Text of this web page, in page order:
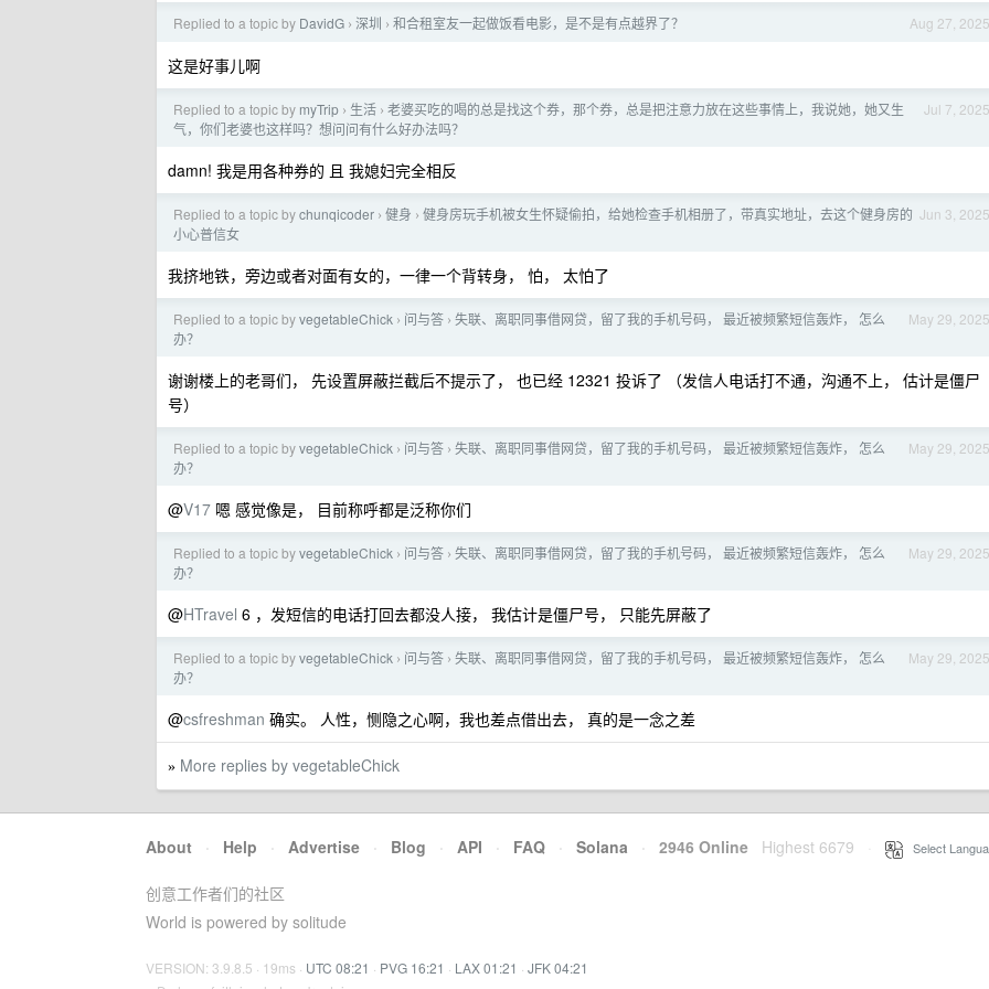
Aug 27, 2025
Replied to a topic by DavidG › 深圳 › 和合租室友一起做饭看电影，是不是有点越界了？
这是好事儿啊
Jul 7, 2025
Replied to a topic by myTrip › 生活 › 老婆买吃的喝的总是找这个券，那个券，总是把注意力放在这些事情上，我说她，她又生
气，你们老婆也这样吗？想问问有什么好办法吗？
damn! 我是用各种券的 且 我媳妇完全相反
Jun 3, 2025
Replied to a topic bychunqicoder › 健身 › 健身房玩手机被女生怀疑偷拍，给她检查手机相册了，带真实地址，去这个健身房的
小心普信女
我挤地铁，旁边或者对面有女的，一律一个背转身， 怕， 太怕了
May 29, 2025
Replied to a topic byvegetableChick › 问与答 › 失联、离职同事借网贷，留了我的手机号码， 最近被频繁短信轰炸， 怎么
办？
谢谢楼上的老哥们， 先设置屏蔽拦截后不提示了， 也已经 12321 投诉了 （发信人电话打不通，沟通不上， 估计是僵尸
号）
May 29, 2025
Replied to a topic byvegetableChick › 问与答 › 失联、离职同事借网贷，留了我的手机号码， 最近被频繁短信轰炸， 怎么
办？
@V17 嗯 感觉像是， 目前称呼都是泛称你们
May 29, 2025
Replied to a topic byvegetableChick › 问与答 › 失联、离职同事借网贷，留了我的手机号码， 最近被频繁短信轰炸， 怎么
办？
@HTravel 6 ，发短信的电话打回去都没人接， 我估计是僵尸号， 只能先屏蔽了
May 29, 2025
Replied to a topic byvegetableChick › 问与答 › 失联、离职同事借网贷，留了我的手机号码， 最近被频繁短信轰炸， 怎么
办？
@csfreshman 确实。 人性，恻隐之心啊，我也差点借出去， 真的是一念之差
» More replies by vegetableChick
About · Help · Advertise · Blog · API · FAQ · Solana · 2946 Online Highest 6679 Select
创意工作者们的社区
World is powered by solitude
VERSION: 3.9.8.5 · 19ms · UTC 08:21 · PVG 16:21 · LAX 01:21 · JFK 04:21